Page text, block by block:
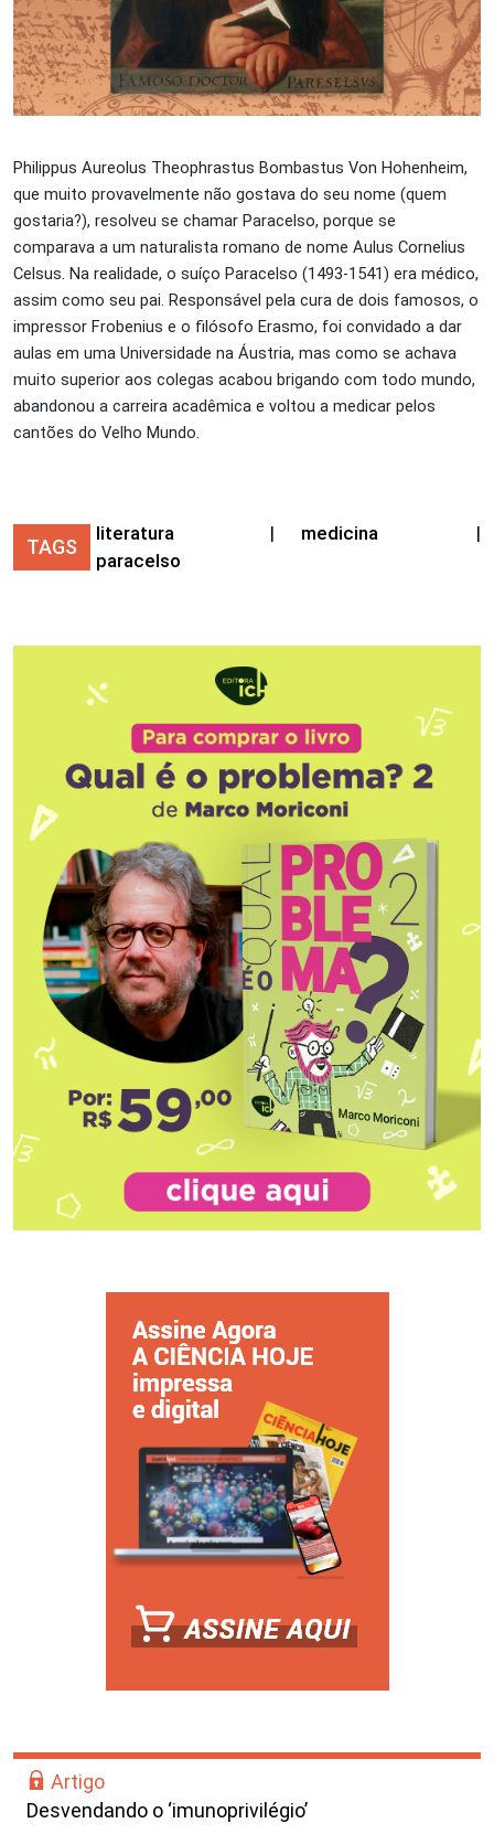
Philippus Aureolus Theophrastus Bombastus Von Hohenheim,
que muito provavelmente não gostava do seu nome (quem
gostaria?), resolveu se chamar Paracelso, porque se
comparava a um naturalista romano de nome Aulus Cornelius
Celsus. Na realidade, o suíço Paracelso (1493-1541) era médico,
assim como seu pai. Responsável pela cura de dois famosos, o
impressor Frobenius e o filósofo Erasmo, foi convidado a dar
aulas em uma Universidade na Áustria, mas como se achava
muito superior aos colegas acabou brigando com todo mundo,
abandonou a carreira acadêmica e voltou a medicar pelos
cantões do Velho Mundo.
TAGS
literatura | medicina
|
paracelso
Artigo
Desvendando o ‘imunoprivilégio’